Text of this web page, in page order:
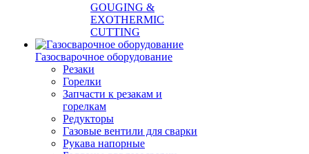
GOUGING &
EXOTHERMIC
CUTTING
Газосварочное оборудование
Резаки
Горелки
Запчасти к резакам и
горелкам
Редукторы
Газовые вентили для сварки
Рукава напорные